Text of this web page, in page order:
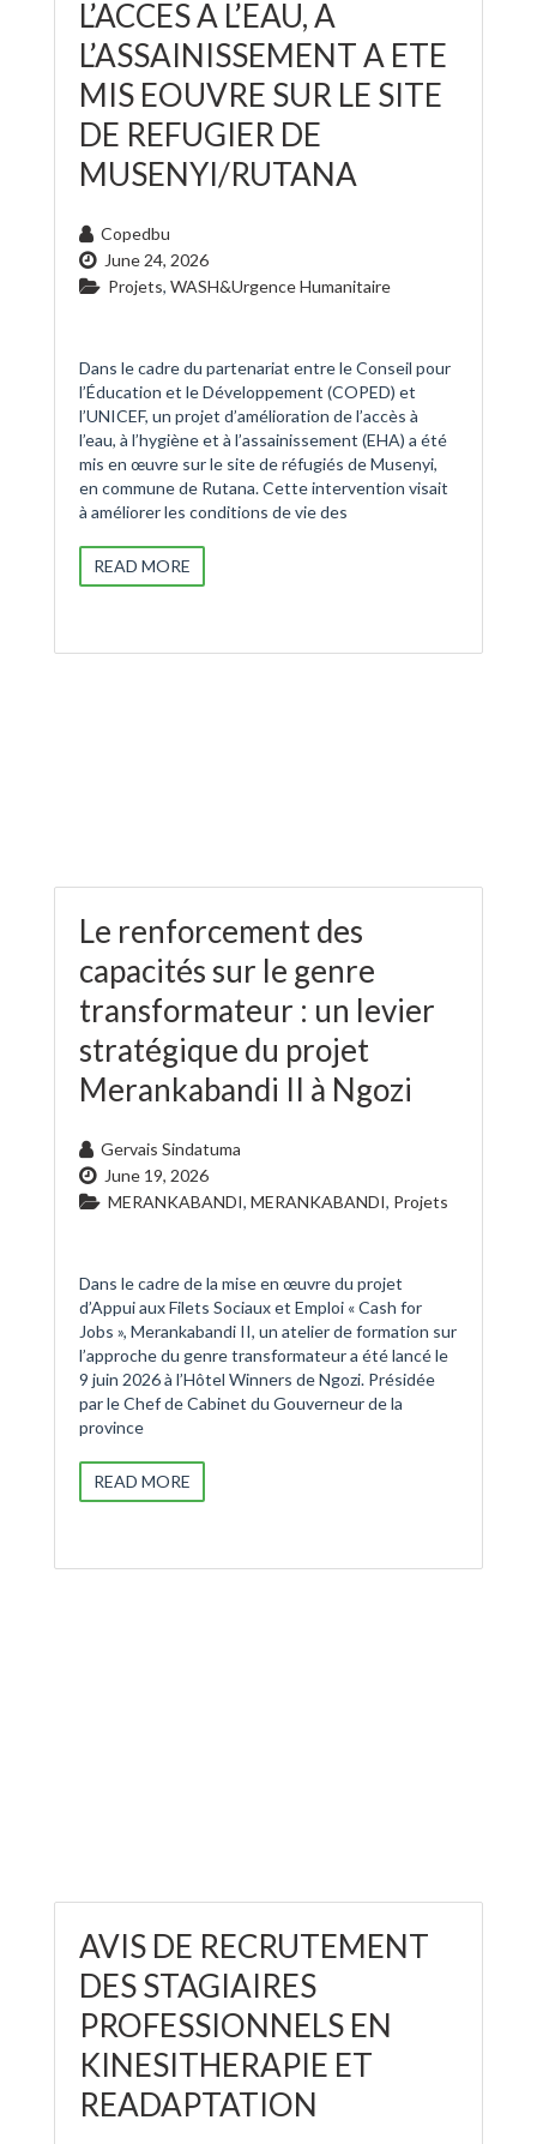
L’ACCES A L’EAU, A
L’ASSAINISSEMENT A ETE
MIS EOUVRE SUR LE SITE
DE REFUGIER DE
MUSENYI/RUTANA
Copedbu
June 24, 2026
Projets, WASH&Urgence Humanitaire
Dans le cadre du partenariat entre le Conseil pour
l’Éducation et le Développement (COPED) et
l’UNICEF, un projet d’amélioration de l’accès à
l’eau, à l’hygiène et à l’assainissement (EHA) a été
mis en œuvre sur le site de réfugiés de Musenyi,
en commune de Rutana. Cette intervention visait
à améliorer les conditions de vie des
READ MORE
Le renforcement des
capacités sur le genre
transformateur : un levier
stratégique du projet
Merankabandi II à Ngozi
Gervais Sindatuma
June 19, 2026
MERANKABANDI, MERANKABANDI, Projets
Dans le cadre de la mise en œuvre du projet
d’Appui aux Filets Sociaux et Emploi « Cash for
Jobs », Merankabandi II, un atelier de formation sur
l’approche du genre transformateur a été lancé le
9 juin 2026 à l’Hôtel Winners de Ngozi. Présidée
par le Chef de Cabinet du Gouverneur de la
province
READ MORE
AVIS DE RECRUTEMENT
DES STAGIAIRES
PROFESSIONNELS EN
KINESITHERAPIE ET
READAPTATION